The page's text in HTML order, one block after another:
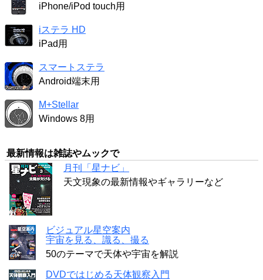
iPhone/iPod touch用
iステラ HD
iPad用
スマートステラ
Android端末用
M+Stellar
Windows 8用
最新情報は雑誌やムックで
月刊「星ナビ」
天文現象の最新情報やギャラリーなど
ビジュアル星空案内
宇宙を見る、識る、撮る
50のテーマで天体や宇宙を解説
DVDではじめる天体観察入門